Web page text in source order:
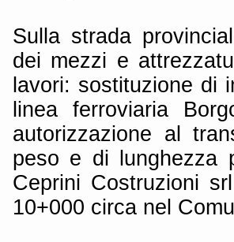
Sulla strada
dei mezzi e
lavori: sostituzione di
linea ferroviaria
autorizzazione al
peso e di lunghezza
Ceprini Costruzioni
10+000 circa nel